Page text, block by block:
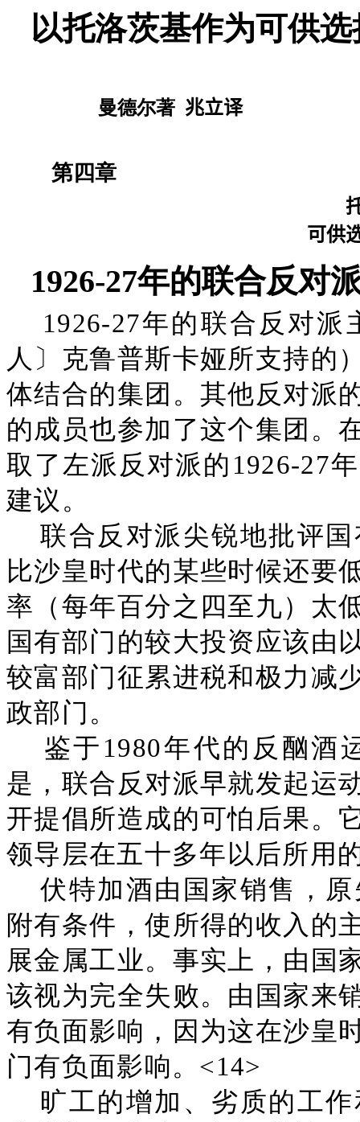
以托洛茨基作为可供
曼德尔著 兆立译
第四章
可供
1926-27年的联合反对
1926-27年的联合反对
人〕克鲁普斯卡娅所支持的
体结合的集团。其他反对派
的成员也参加了这个集团。
取了左派反对派的1926-27
建议。
联合反对派尖锐地批评
比沙皇时代的某些时候还要
率（每年百分之四至九）太
国有部门的较大投资应该由
较富部门征累进税和极力减
政部门。
鉴于1980年代的反酗酒
是，联合反对派早就发起运
开提倡所造成的可怕后果。
领导层在五十多年以后所用
伏特加酒由国家销售，
附有条件，使所得的收入的
展金属工业。事实上，由国
该视为完全失败。由国家来
有负面影响，因为这在沙皇
门有负面影响。<14>
旷工的增加、劣质的工